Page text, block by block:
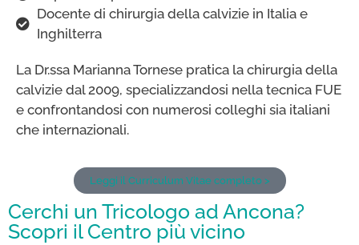
Docente di chirurgia della calvizie in Italia e
Inghilterra
La Dr.ssa Marianna Tornese pratica la chirurgia della
calvizie dal 2009, specializzandosi nella tecnica FUE
e confrontandosi con numerosi colleghi sia italiani
che internazionali.
Leggi il Curriculum Vitae completo >
Cerchi un Tricologo ad Ancona?
Scopri il Centro più vicino